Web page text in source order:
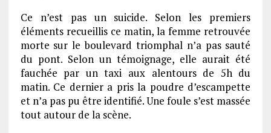
Ce n’est pas un suicide. Selon les premiers
éléments recueillis ce matin, la femme retrouvée
morte sur le boulevard triomphal n’a pas sauté
du pont. Selon un témoignage, elle aurait été
fauchée par un taxi aux alentours de 5h du
matin. Ce dernier a pris la poudre d’escampette
et n’a pas pu être identifié. Une foule s’est massée
tout autour de la scène.